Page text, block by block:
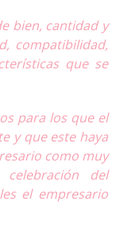
bien, cantidad y
compatibilidad,
que se
para los que el
y que este haya
como muy
del
el empresario